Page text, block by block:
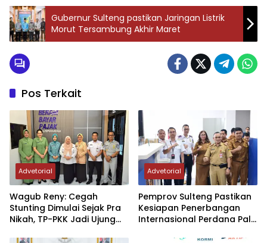
Gubernur Sulteng pastikan Jaringan Listrik
Morut Tersambung Akhir Maret
Pos Terkait
Advetorial
Wagub Reny: Cegah
Stunting Dimulai Sejak Pra
Nikah, TP-PKK Jadi Ujung
Advetorial
Pemprov Sulteng Pastikan
Kesiapan Penerbangan
Internasional Perdana Palu